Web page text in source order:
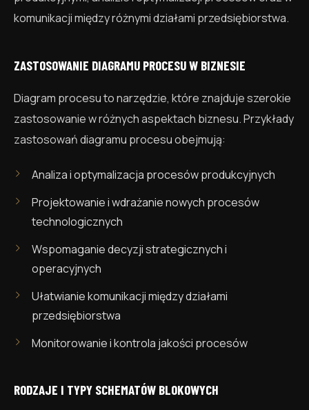
komunikacji między różnymi działami przedsiębiorstwa.
ZASTOSOWANIE DIAGRAMU PROCESU W BIZNESIE
Diagram procesu to narzędzie, które znajduje szerokie
zastosowanie w różnych aspektach biznesu. Przykłady
zastosowań diagramu procesu obejmują:
Analiza i optymalizacja procesów produkcyjnych
Projektowanie i wdrażanie nowych procesów
technologicznych
Wspomaganie decyzji strategicznych i
operacyjnych
Ułatwianie komunikacji między działami
przedsiębiorstwa
Monitorowanie i kontrola jakości procesów
RODZAJE I TYPY SCHEMATÓW BLOKOWYCH